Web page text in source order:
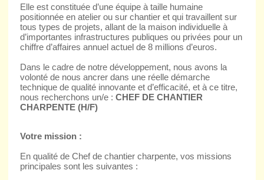
Elle est constituée d’une équipe à taille humaine
positionnée en atelier ou sur chantier et qui travaillent sur
tous types de projets, allant de la maison individuelle à
d’importantes infrastructures publiques ou privées pour un
chiffre d’affaires annuel actuel de 8 millions d’euros.
Dans le cadre de notre développement, nous avons la
volonté de nous ancrer dans une réelle démarche
technique de qualité innovante et d’efficacité, et à ce titre,
nous recherchons un/e : CHEF DE CHANTIER
CHARPENTE (H/F)
Votre mission :
En qualité de Chef de chantier charpente, vos missions
principales sont les suivantes :